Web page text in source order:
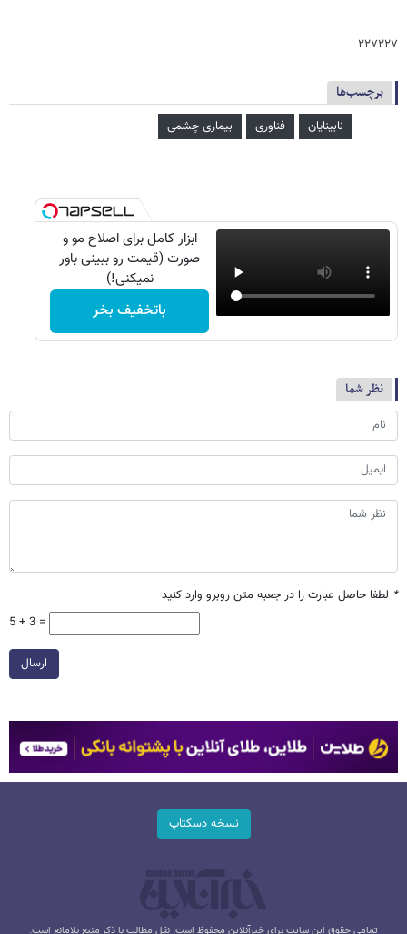
۲۲۷۲۲۷
برچسب‌ها
نابینایان فناوری بیماری چشمی
ابزار کامل برای اصلاح مو و
صورت (قیمت رو ببینی باور
نمیکنی!)
باتخفیف بخر
نظر شما
* لطفا حاصل عبارت را در جعبه متن روبرو وارد کنید
5 + 3 =
ارسال
نسخه دسکتاپ